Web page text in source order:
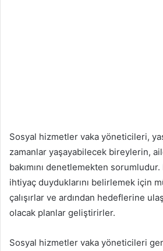
Sosyal hizmetler vaka yöneticileri,
zamanlar yaşayabilecek bireylerin,
bakımını denetlemekten
ihtiyaç duyduklarını belirlemek için
çalışırlar ve ardından hedeflerine
olacak planlar geliştirirler.
Sosyal hizmetler vaka yöneticileri